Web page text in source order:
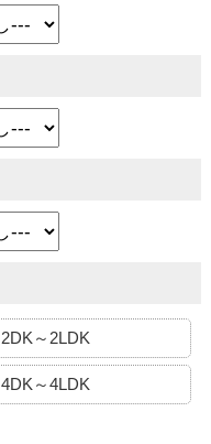
2DK～2LDK
4DK～4LDK